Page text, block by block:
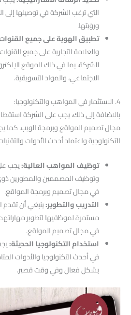
التي ترغب الشركة في توصيلها
ورؤيتها.
تطبيق الهوية على جميع
والعلامة التجارية على جميع
للشركة، بما في ذلك الموقع
الاجتماعي، والمواد التسويقية.
4. الاستثمار في المواهب والتكنولوجيا:
بالاضافة إلى ذلك، يجب على الشركة
مجال تصميم المواقع وبرمجة الويب. كما
التكنولوجية واعتماد أحدث الأدوات
توظيف المواهب العالية:يجب
وتوظيف المصممين والمطورين ذوي
في مجال تصميم وبرمجة المواقع.
التدريب والتطوير:ينبغي أن تقدم
مستمرة لموظفيها لتطوير
في مجال تصميم المواقع.
استخدام التكنولوجيا الحديثة:
في أحدث التكنولوجيا والأدوات
بشكل فعال وفي وقت قصير.